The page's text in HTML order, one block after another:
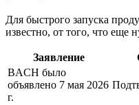
Для быстрого запуска
известно, от того, что еще
Заявление
BACH было
объявлено 7 мая 2026
г.